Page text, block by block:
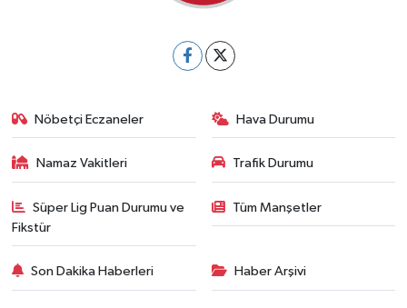
Nöbetçi Eczaneler Hava Durumu
Namaz Vakitleri Trafik Durumu
Süper Lig Puan Durumu ve
Fikstür
Tüm Manşetler
Son Dakika Haberleri Haber Arşivi